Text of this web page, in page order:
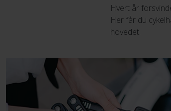
Hvert år
Her får du
hovedet.